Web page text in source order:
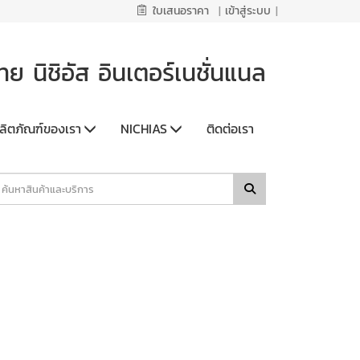
ใบเสนอราคา | เข้าสู่ระบบ |
ย นิชิอัส อินเตอร์เนชั่นแนล
ตภัณฑ์ของเรา NICHIAS ติดต่อเรา